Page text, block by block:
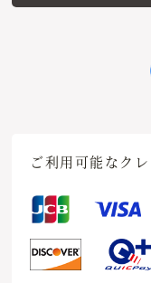
ご利用可能なク